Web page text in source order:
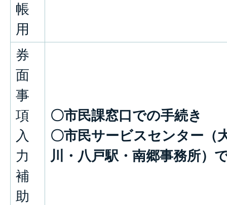
帳
用
券
面
事
項
入
力
補
助
〇市民課窓口での手続き
〇市民サービスセンター（
川・八戸駅・南郷事務所）